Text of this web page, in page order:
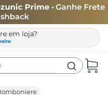
Prime • Ganhe Frete
em loja?